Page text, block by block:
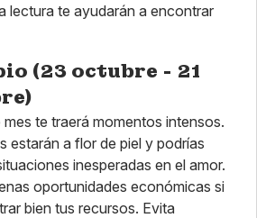
lectura te ayudarán a encontrar
(23 octubre - 21
mes te traerá momentos intensos.
estarán a flor de piel y podrías
inesperadas en el amor.
oportunidades económicas si
bien tus recursos. Evita